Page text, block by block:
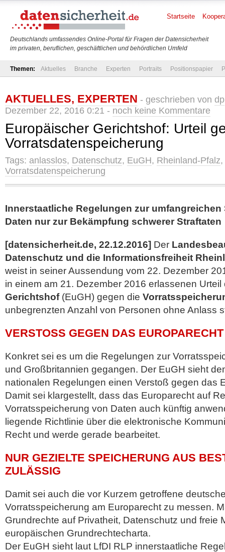
Deutschlands umfassendes Online-Portal für Fragen der Datensicherheit
im privaten, beruflichen, geschäftlichen und behördlichen Umfeld
Startseite
Themen: Aktuelles Branche Experten Portraits Positionspapier
AKTUELLES, EXPERTEN - geschrieben von dp
Dezember 22, 2016 0:21 - noch keine Kommentare
Europäischer Gerichtshof: Urteil
Vorratsdatenspeicherung
Tags: anlasslos, Datenschutz, EuGH, Rheinland-Pfalz,
Vorratsdatenspeicherung
Innerstaatliche Regelungen zur
Daten nur zur Bekämpfung schwerer Straftaten
[datensicherheit.de, 22.12.2016] Der
Datenschutz und die Informationsfreiheit
weist in seiner Aussendung vom 22. Dezember
in einem am 21. Dezember 2016 erlassenen
Gerichtshof(EuGH) gegen die
unbegrenzten Anzahl von Personen ohne Anlass
VERSTOSS GEGEN DAS EUROPARECHT
Konkret sei es um die Regelungen zur
und Großbritannien gegangen. Der EuGH sieht
nationalen Regelungen einen Verstoß gegen das
Damit sei klargestellt, dass das Europarecht auf
Vorratsspeicherung von Daten auch künftig
liegende Richtlinie über die elektronische
Recht und werde gerade bearbeitet.
NUR GEZIELTE SPEICHERUNG AUS
ZULÄSSIG
Damit sei auch die vor Kurzem getroffene
Vorratsspeicherung am Europarecht zu messen.
Grundrechte auf Privatheit, Datenschutz und freie
europäischen Grundrechtecharta.
Der EuGH sieht laut LfDI RLP innerstaatliche